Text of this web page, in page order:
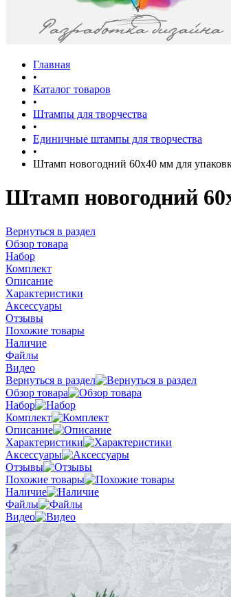
Главная
•
Каталог товаров
•
Штампы для творчества
•
Единичные штампы для творчества
•
Штамп новогодний 60х40 мм для
Штамп новогодний
Вернуться в раздел
Обзор товара
Набор
Комплект
Описание
Характеристики
Аксессуары
Отзывы
Похожие товары
Наличие
Файлы
Видео
Вернуться в раздел
Обзор товара
Набор
Комплект
Описание
Характеристики
Аксессуары
Отзывы
Похожие товары
Наличие
Файлы
Видео